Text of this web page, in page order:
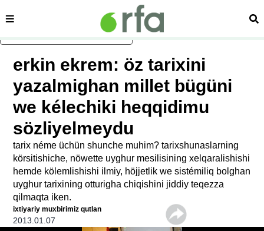
asasliq mezmungha atlang
sehipe
erkin ekrem: öz tarixini
yazalmighan millet bügüni
we kélechiki heqqidimu
sözliyelmeydu
tarix néme üchün shunche muhim? tarixshunaslarning
körsitishiche, nöwette uyghur mesilisining xelqaralishishi
hemde kölemlishishi ilmiy, höjjetlik we sistémiliq bolghan
uyghur tarixining otturigha chiqishini jiddiy teqezza
qilmaqta iken.
ixtiyariy muxbirimiz qutlan
2013.01.07